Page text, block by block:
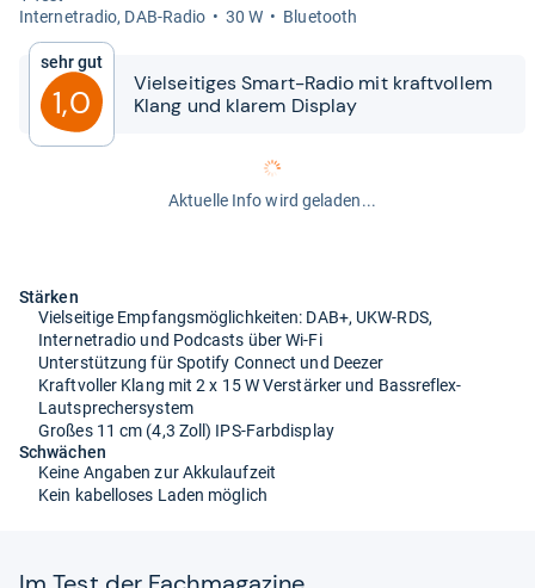
Inter­ne­tra­dio, DAB-​Radio
30 W Blue­tooth
Sehr gut
1,0
Viel­sei­ti­ges Smart-​​Radio mit kraft­vol­lem
Klang und kla­rem Dis­play
Aktuelle Info wird geladen...
Stärken
Vielseitige Empfangsmöglichkeiten: DAB+, UKW-RDS,
Internetradio und Podcasts über Wi-Fi
Unterstützung für Spotify Connect und Deezer
Kraftvoller Klang mit 2 x 15 W Verstärker und Bassreflex-
Lautsprechersystem
Großes 11 cm (4,3 Zoll) IPS-Farbdisplay
Schwächen
Keine Angaben zur Akkulaufzeit
Kein kabelloses Laden möglich